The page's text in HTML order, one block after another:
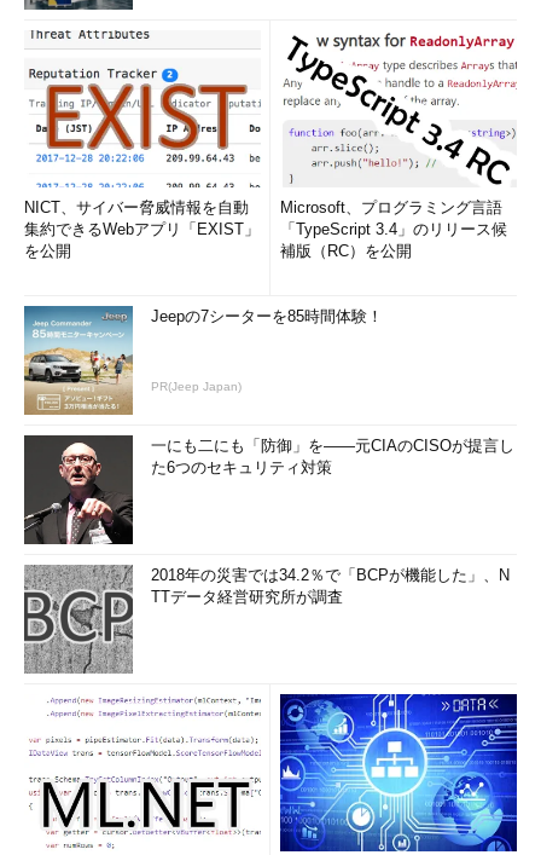
NICT、サイバー脅威情報を自動
集約できるWebアプリ「EXIST」
を公開
Microsoft、プログラミング言語
「TypeScript 3.4」のリリース候
補版（RC）を公開
Jeepの7シーターを85時間体験！
PR(Jeep Japan)
一にも二にも「防御」を――元CIAのCISOが提言し
た6つのセキュリティ対策
2018年の災害では34.2％で「BCPが機能した」、N
TTデータ経営研究所が調査